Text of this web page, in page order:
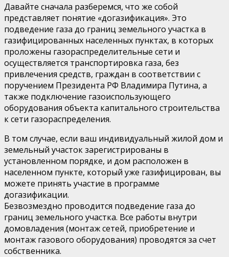
Давайте сначала разберемся, что же собой
представляет понятие «догазификация». Это
подведение газа до границ земельного участка в
газифицированных населенных пунктах, в которых
проложены газораспределительные сети и
осуществляется транспортировка газа, без
привлечения средств, граждан в соответствии с
поручением Президента РФ Владимира Путина, а
также подключение газоиспользующего
оборудования объекта капитального строительства
к сети газораспределения.
В том случае, если ваш индивидуальный жилой дом и
земельный участок зарегистрированы в
установленном порядке, и дом расположен в
населенном пункте, который уже газифицирован, вы
можете принять участие в программе
догазификации.
Безвозмездно проводится подведение газа до
границ земельного участка. Все работы внутри
домовладения (монтаж сетей, приобретение и
монтаж газового оборудования) проводятся за счет
собственника.